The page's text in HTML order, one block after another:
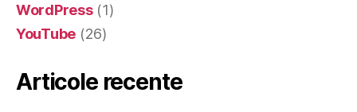
WordPress(1)
YouTube (26)
Articole recente